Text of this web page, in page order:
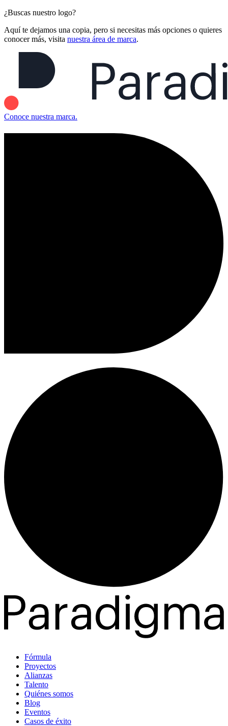
¿Buscas nuestro logo?
Aquí te dejamos una copia, pero si necesitas más opciones o quieres
conocer más, visita nuestra área de marca.
Conoce nuestra marca.
Fórmula
Proyectos
Alianzas
Talento
Quiénes somos
Blog
Eventos
Casos de éxito